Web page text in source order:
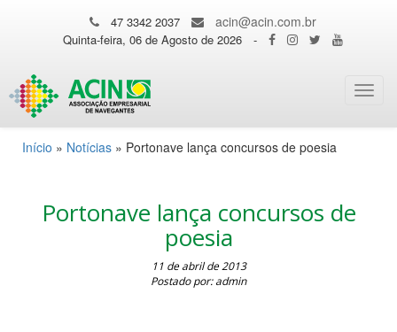
47 3342 2037 acin@acin.com.br
Quinta-feira, 06 de Agosto de 2026 -
Início » Notícias » Portonave lança concursos de poesia
Portonave lança concursos de
poesia
11 de abril de 2013
Postado por: admin